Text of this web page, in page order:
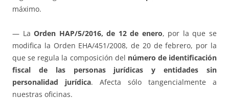
máximo.
— LaOrden HAP/5/2016, de 12 de enero, por la que se
modifica la Orden EHA/451/2008, de 20 de febrero, por la
que se regula la composición del número de identificación
fiscal de las personas jurídicas y entidades sin
personalidad jurídica. Afecta sólo tangencialmente a
nuestras oficinas.